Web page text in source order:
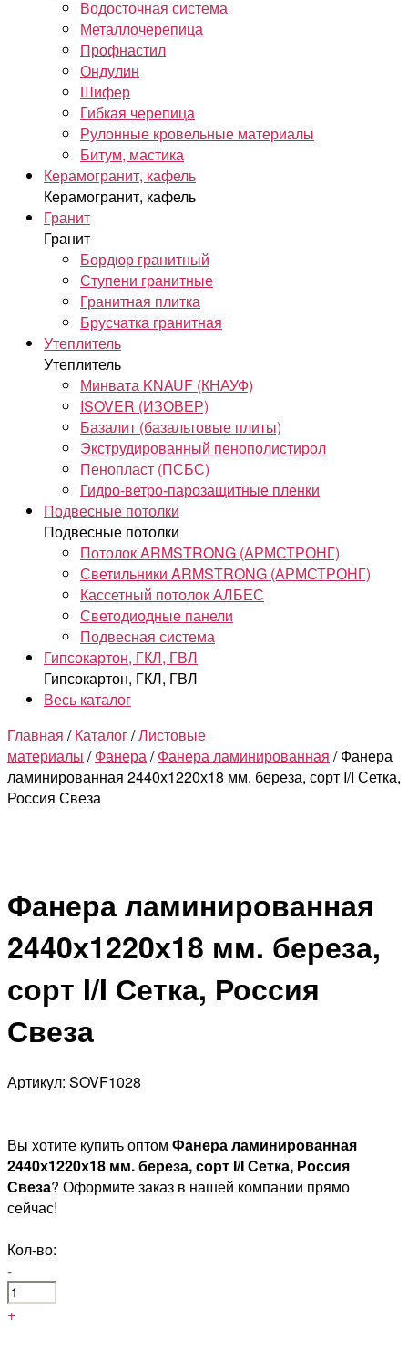
Водосточная система
Металлочерепица
Профнастил
Ондулин
Шифер
Гибкая черепица
Рулонные кровельные материалы
Битум, мастика
Керамогранит, кафель
Керамогранит, кафель
Гранит
Гранит
Бордюр гранитный
Ступени гранитные
Гранитная плитка
Брусчатка гранитная
Утеплитель
Утеплитель
Минвата KNAUF (КНАУФ)
ISOVER (ИЗОВЕР)
Базалит (базальтовые плиты)
Экструдированный пенополистирол
Пенопласт (ПСБС)
Гидро-ветро-парозащитные пленки
Подвесные потолки
Подвесные потолки
Потолок ARMSTRONG (АРМСТРОНГ)
Светильники ARMSTRONG (АРМСТРОНГ)
Кассетный потолок АЛБЕС
Светодиодные панели
Подвесная система
Гипсокартон, ГКЛ, ГВЛ
Гипсокартон, ГКЛ, ГВЛ
Весь каталог
Главная /Каталог/Листовые
материалы /Фанера/Фанера ламинированная / Фанера
ламинированная 2440х1220х18 мм. береза, сорт I/I Сетка,
Россия Свеза
Фанера ламинированная
2440х1220х18 мм. береза,
сорт I/I Сетка, Россия
Свеза
Артикул: SOVF1028
Вы хотите купить оптом Фанера ламинированная
2440х1220х18 мм. береза, сорт I/I Сетка, Россия
Свеза? Оформите заказ в нашей компании прямо
сейчас!
Кол-во:
-
+